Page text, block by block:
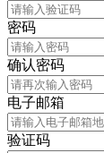
密码
确认密码
电子邮箱
验证码